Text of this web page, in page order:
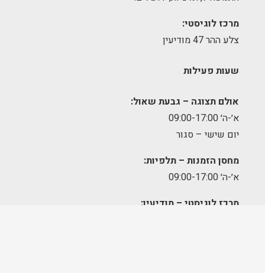
מרכז לוגיסטי:
צלע ההר 47 מודיעין
שעות פעילות
אולם תצוגה – גבעת שאול:
א׳-ה׳ 09:00-17:00
יום שישי – סגור
מחסן הזמנות – תלפיות:
א׳-ה׳ 09:00-17:00
מרכז לוגיסטי – מודיעין: